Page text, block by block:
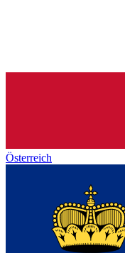
Österreich